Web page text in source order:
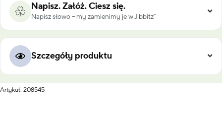
Napisz. Załóż. Ciesz się.
Napisz słowo – my zamienimy je w Jibbitz™
Szczegóły produktu
Artykuł: 208545